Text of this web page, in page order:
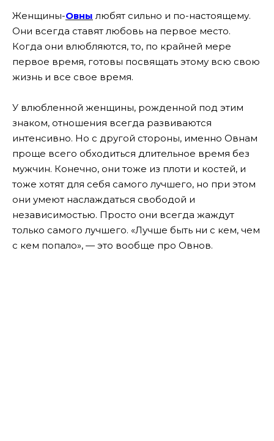
Женщины-Овны любят сильно и по-настоящему.
Они всегда ставят любовь на первое место.
Когда они влюбляются, то, по крайней мере
первое время, готовы посвящать этому всю свою
жизнь и все свое время.
У влюбленной женщины, рожденной под этим
знаком, отношения всегда развиваются
интенсивно. Но с другой стороны, именно Овнам
проще всего обходиться длительное время без
мужчин. Конечно, они тоже из плоти и костей, и
тоже хотят для себя самого лучшего, но при этом
они умеют наслаждаться свободой и
независимостью. Просто они всегда жаждут
только самого лучшего. «Лучше быть ни с кем, чем
с кем попало», — это вообще про Овнов.